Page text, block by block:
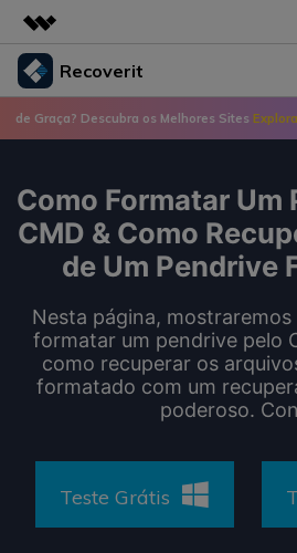
Produtos em destaque
Criatividade digital com IA generativa
Negócios
Visão geral
Soluções
Sobre nós
Sala de imprensa
Loja
Recoverit
Produtos
Recoverit para
Uma ferramenta líder de
para Windows
Teste
Recoverit para Mac
Teste
Recursos
Recuperar arquivos de mídia
Recuperação de dispositivos
VERIFIQUE
Soluções
Soluções de arquivos
Soluções para computadores
Soluções para armazenamento
Soluções de backup
Porque Recoverit
Especialista em recuperação
Tema Quente
Guide
Descubra os Melhores SitesExplorar Agora >>
Como Formatar Um
CMD & Como
de Um Pendrive
Nesta página,
formatar um pendrive pelo
como recuperar os
formatado com um
poderoso.
Teste Grátis